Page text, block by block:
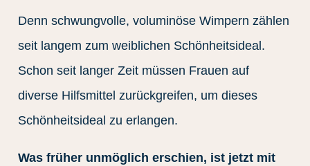
Denn schwungvolle, voluminöse Wimpern zählen
seit langem zum weiblichen Schönheitsideal.
Schon seit langer Zeit müssen Frauen auf
diverse Hilfsmittel zurückgreifen, um dieses
Schönheitsideal zu erlangen.
Was früher unmöglich erschien, ist jetzt mit